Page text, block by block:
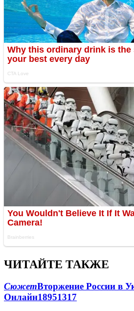
ЧИТАЙТЕ ТАКЖЕ
СюжетВторжение России в
Онлайн18951317